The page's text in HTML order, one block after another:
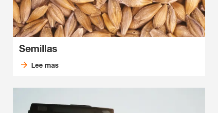
Semillas
Lee mas